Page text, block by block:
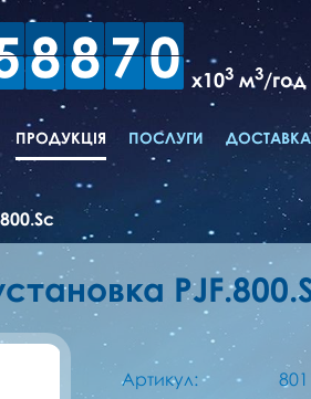
8870 x103 м3/год
ПРОДУКЦІЯ ПОСЛУГИ
Артикул: